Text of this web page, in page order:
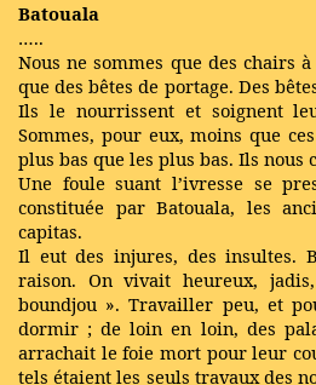
Batouala
…..
Nous ne sommes que des chairs
que des bêtes de portage. Des
Ils le nourrissent et soignent
Sommes, pour eux, moins que
plus bas que les plus bas. Ils nous
Une foule suant l’ivresse se
constituée par Batouala, les
capitas.
Il eut des injures, des insultes.
raison. On vivait heureux,
boundjou ». Travailler peu, et
dormir ; de loin en loin, des
arrachait le foie mort pour leur
tels étaient les seuls travaux des